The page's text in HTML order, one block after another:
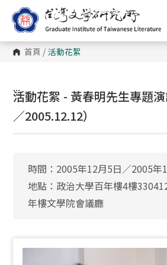
到
主
內
容 首頁 / 活動花絮
:::
活動花絮 - 黃春明先生專題
／2005.12.12）
時間：2005年12月5日／2005年
地點：政治大學百年樓4樓
年樓文學院會議廳